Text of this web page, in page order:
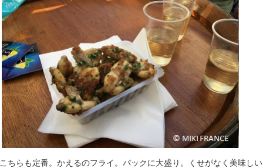
こちらも定番。かえるのフライ。パックに大盛り。くせがなく美味しい